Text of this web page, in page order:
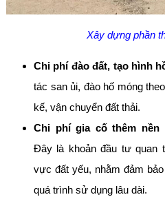
Xây dựng phần
Chi phí đào đất, tạo hình
tác san ủi, đào hố móng
kế, vận chuyển đất thải.
Chi phí gia cố thêm nền
Đây là khoản đầu tư quan
vực đất yếu, nhằm đảm
quá trình sử dụng lâu dài.